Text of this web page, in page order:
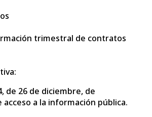
trimestral de contratos
de 26 de diciembre, de
a la información pública.